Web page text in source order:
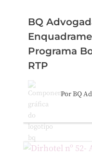
BQ
Programa
RTP
PorBQ